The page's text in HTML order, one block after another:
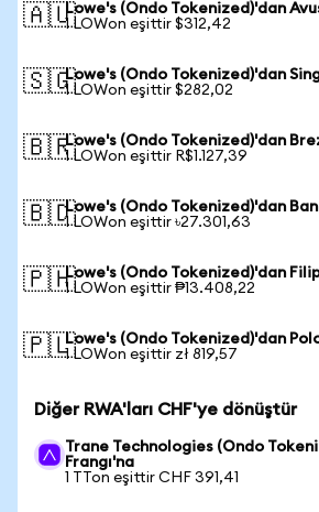
🇦🇺Lowe's (Ondo Tokenized)'dan
1 LOWon eşittir $312,42
🇸🇬Lowe's (Ondo Tokenized)'dan
1 LOWon eşittir $282,02
🇧🇷Lowe's (Ondo Tokenized)'dan
1 LOWon eşittir R$1.127,39
🇧🇩Lowe's (Ondo Tokenized)'dan
1 LOWon eşittir ৳27.301,63
🇵🇭Lowe's (Ondo Tokenized)'dan
1 LOWon eşittir ₱13.408,22
🇵🇱Lowe's (Ondo Tokenized)'dan
1 LOWon eşittir zł 819,57
Diğer RWA'ları CHF'ye dönüştür
Trane Technologies (Ondo
Frangı'na
1 TTon eşittir CHF 391,41